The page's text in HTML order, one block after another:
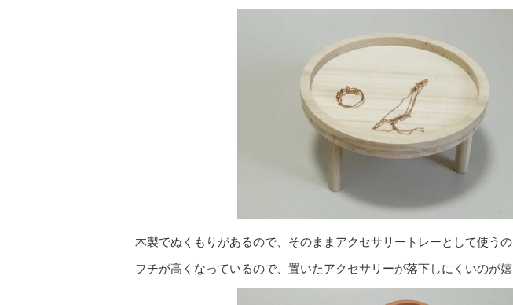
木製でぬくもりがあるので、そのままアクセサリートレーとして使うの
フチが高くなっているので、置いたアクセサリーが落下しにくいのが